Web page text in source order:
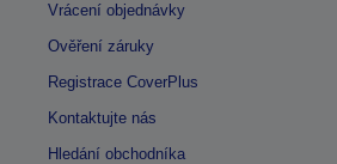
Vrácení objednávky
Ověření záruky
Registrace CoverPlus
Kontaktujte nás
Hledání obchodníka